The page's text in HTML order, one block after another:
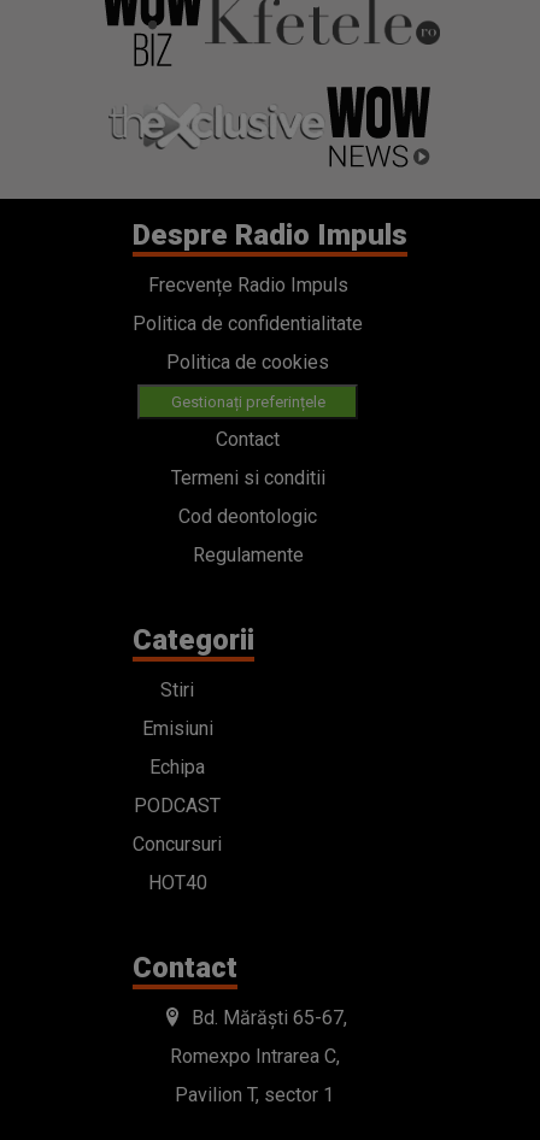
Despre Radio Impuls
Frecvențe Radio Impuls
Politica de confidentialitate
Politica de cookies
Gestionați preferințele
Contact
Termeni si conditii
Cod deontologic
Regulamente
Categorii
Stiri
Emisiuni
Echipa
PODCAST
Concursuri
HOT40
Contact
Bd. Mărăști 65-67,
Romexpo Intrarea C,
Pavilion T, sector 1